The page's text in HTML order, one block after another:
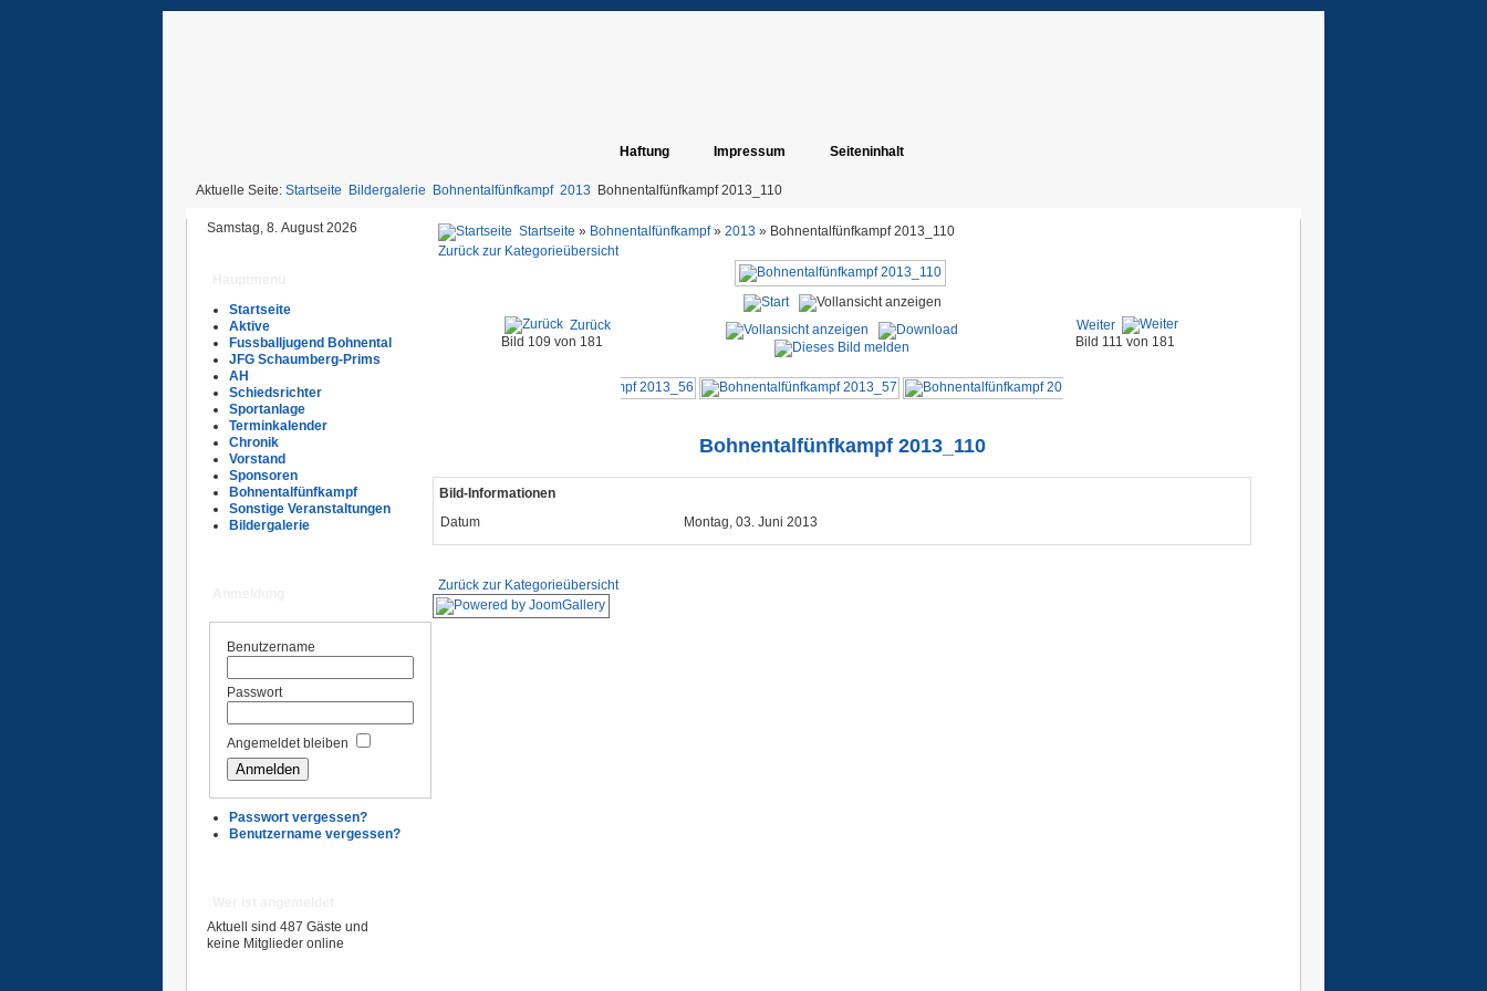
Haftung Impressum Seiteninhalt
Aktuelle Seite: Startseite Bildergalerie Bohnentalfünfkampf 2013 Bohnentalfünfkampf 2013_110
Samstag, 8. August 2026
Startseite
Aktive
Fussballjugend Bohnental
JFG Schaumberg-Prims
AH
Schiedsrichter
Sportanlage
Terminkalender
Chronik
Vorstand
Sponsoren
Bohnentalfünfkampf
Sonstige Veranstaltungen
Bildergalerie
Benutzername
Passwort
Angemeldet bleiben
Passwort vergessen?
Benutzername vergessen?
Aktuell sind 487 Gäste und
keine Mitglieder online
Startseite » Bohnentalfünfkampf» 2013 » Bohnentalfünfkampf 2013_110
Zurück zur Kategorieübersicht
Zurück
Bild 109 von 181
Weiter
Bild 111 von 181
Bohnentalfünfkampf 2013_110
Bild-Informationen
Datum
Montag, 03. Juni 2013
Zurück zur Kategorieübersicht